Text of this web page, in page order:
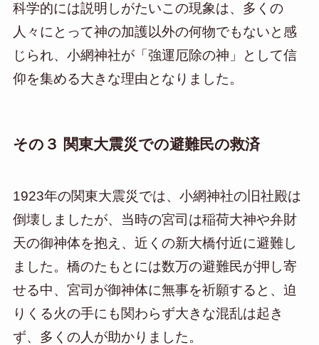
科学的には説明しがたいこの現象は、多くの
人々にとって神の加護以外の何物でもないと感
じられ、小網神社が「強運厄除の神」として信
仰を集める大きな理由となりました。
その３ 関東大震災での避難民の救済
1923年の関東大震災では、小網神社の旧社殿は
倒壊しましたが、当時の宮司は稲荷大神や弁財
天の御神体を抱え、近くの新大橋付近に避難し
ました。橋のたもとには数万の避難民が押し寄
せる中、宮司が御神体に無事を祈願すると、迫
りくる火の手にも関わらず大きな混乱は起き
ず、多くの人が助かりました。